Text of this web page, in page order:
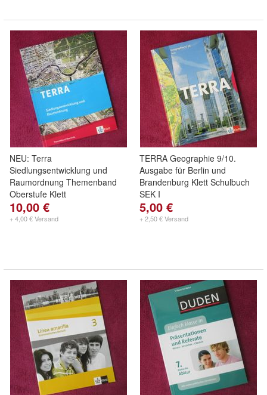
NEU: Terra
Siedlungsentwicklung und
Raumordnung Themenband
Oberstufe Klett
10,00 €
+ 4,00 € Versand
TERRA Geographie 9/10.
Ausgabe für Berlin und
Brandenburg Klett Schulbuch
SEK I
5,00 €
+ 2,50 € Versand